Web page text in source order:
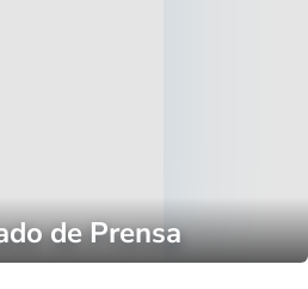
de Prensa